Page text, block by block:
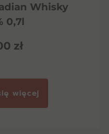
Whisky
0,7l
zł
więcej